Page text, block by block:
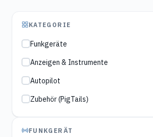
KATEGORIE
Funkgeräte
Anzeigen & Instrumente
Autopilot
Zubehör (PigTails)
FUNKGERÄT